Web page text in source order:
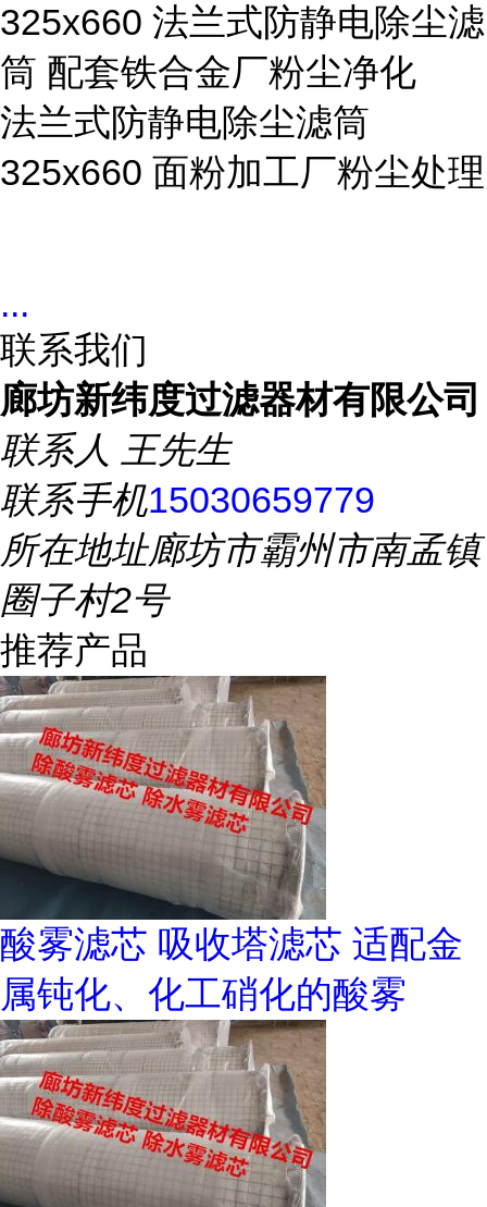
325x660 法兰式防静电除尘滤
筒 配套铁合金厂粉尘净化
法兰式防静电除尘滤筒
325x660 面粉加工厂粉尘处理
...
联系我们
廊坊新纬度过滤器材有限公司
联系人 王先生
联系手机15030659779
所在地址廊坊市霸州市南孟镇
圈子村2号
推荐产品
酸雾滤芯 吸收塔滤芯 适配金
属钝化、化工硝化的酸雾